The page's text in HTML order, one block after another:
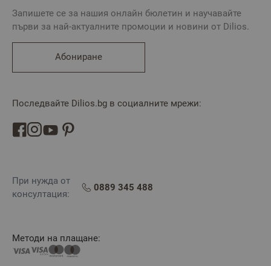
Запишете се за нашия онлайн бюлетин и научавайте
първи за най-актуалните промоции и новини от Dilios.
Абониране
Последвайте Dilios.bg в социалните мрежи:
При нужда от
консултация:
0889 345 488
Методи на плащане: